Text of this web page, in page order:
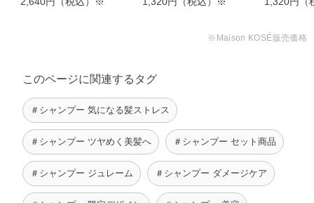
くすすぎます。
ーム ヘアマスクをマスカット大（約10g）混ぜてお使いいただけ
毛先中心になじませ、その後しっかりとすすぎます。
使いください。
●週に2～3回を目安にお使いください。
ウムクロリド・ジステアリルジモニウムクロリド・グリセ
リン・安息香酸アルキル（C12－15）・アーモンド油・エ
クトイン・トコフェロール・ヒアルロン酸Na・ベタイン・
加水分解ケラチン（羊毛）・加水分解コラーゲン・加水分
解シルク・加水分解ダイズタンパク・BG・DPG・EDTA－
2Na・イソプロパノール・オレイン酸・クエン酸・クエン
酸Na・シクロヘキサン－1，4－ジカルボン酸ビスエトキシ
グロス）
※Maison KOSÉ販売価格
このページに関連するタグ
＃シャンプー 気になる髪ストレス
＃シャンプー ツヤめく美髪へ ＃シャンプー セット商品
＃シャンプー ジュレーム ＃シャンプー ダメージケア